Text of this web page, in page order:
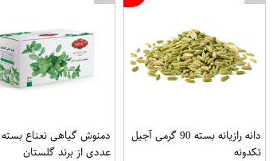
دانه رازیانه بسته 90 گرمی آجیل
تکدونه
عددی از برند گلستان